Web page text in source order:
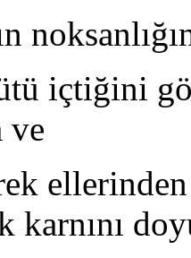
içtiğini
ve
karnını